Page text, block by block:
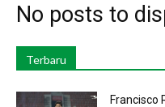
No posts to
Terbaru
Francisco